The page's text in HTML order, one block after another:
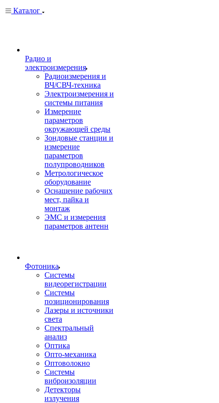
Каталог
Радио и
электроизмерения
Радиоизмерения и
ВЧ/СВЧ-техника
Электроизмерения и
системы питания
Измерение
параметров
окружающей среды
Зондовые станции и
измерение
параметров
полупроводников
Метрологическое
оборудование
Оснащение рабочих
мест, пайка и
монтаж
ЭМС и измерения
параметров антенн
Фотоника
Cистемы
видеорегистрации
Системы
позиционирования
Лазеры и источники
света
Спектральный
анализ
Оптика
Опто-механика
Оптоволокно
Системы
виброизоляции
Детекторы
излучения